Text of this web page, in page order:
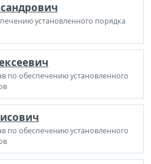
установленного порядка
по обеспечению установленного
по обеспечению установленного